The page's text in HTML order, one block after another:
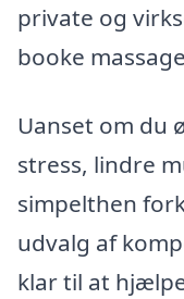
private og
booke
Uanset om du
stress, lindre
simpelthen
udvalg af
klar til at